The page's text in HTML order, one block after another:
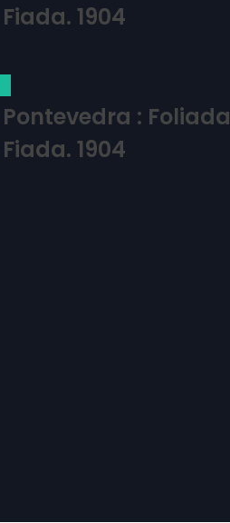
1904
: Foliada
1904